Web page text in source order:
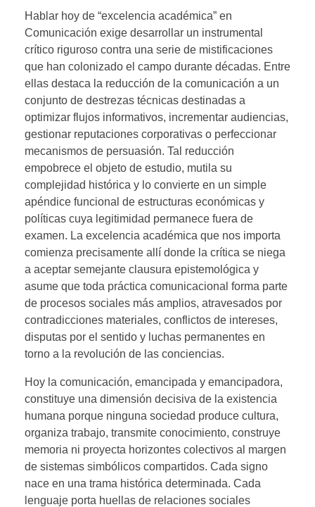
Hablar hoy de “excelencia académica” en
Comunicación exige desarrollar un instrumental
crítico riguroso contra una serie de mistificaciones
que han colonizado el campo durante décadas. Entre
ellas destaca la reducción de la comunicación a un
conjunto de destrezas técnicas destinadas a
optimizar flujos informativos, incrementar audiencias,
gestionar reputaciones corporativas o perfeccionar
mecanismos de persuasión. Tal reducción
empobrece el objeto de estudio, mutila su
complejidad histórica y lo convierte en un simple
apéndice funcional de estructuras económicas y
políticas cuya legitimidad permanece fuera de
examen. La excelencia académica que nos importa
comienza precisamente allí donde la crítica se niega
a aceptar semejante clausura epistemológica y
asume que toda práctica comunicacional forma parte
de procesos sociales más amplios, atravesados por
contradicciones materiales, conflictos de intereses,
disputas por el sentido y luchas permanentes en
torno a la revolución de las conciencias.
Hoy la comunicación, emancipada y emancipadora,
constituye una dimensión decisiva de la existencia
humana porque ninguna sociedad produce cultura,
organiza trabajo, transmite conocimiento, construye
memoria ni proyecta horizontes colectivos al margen
de sistemas simbólicos compartidos. Cada signo
nace en una trama histórica determinada. Cada
lenguaje porta huellas de relaciones sociales